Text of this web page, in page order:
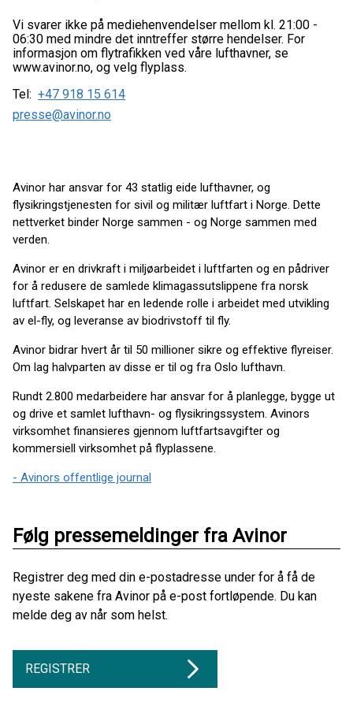
Vi svarer ikke på mediehenvendelser mellom kl. 21:00 -
06:30 med mindre det inntreffer større hendelser. For
informasjon om flytrafikken ved våre lufthavner, se
www.avinor.no, og velg flyplass.
Tel: +47 918 15 614
presse@avinor.no
Avinor har ansvar for 43 statlig eide lufthavner, og
flysikringstjenesten for sivil og militær luftfart i Norge. Dette
nettverket binder Norge sammen - og Norge sammen med
verden.
Avinor er en drivkraft i miljøarbeidet i luftfarten og en pådriver
for å redusere de samlede klimagassutslippene fra norsk
luftfart. Selskapet har en ledende rolle i arbeidet med utvikling
av el-fly, og leveranse av biodrivstoff til fly.
Avinor bidrar hvert år til 50 millioner sikre og effektive flyreiser.
Om lag halvparten av disse er til og fra Oslo lufthavn.
Rundt 2.800 medarbeidere har ansvar for å planlegge, bygge ut
og drive et samlet lufthavn- og flysikringssystem. Avinors
virksomhet finansieres gjennom luftfartsavgifter og
kommersiell virksomhet på flyplassene.
- Avinors offentlige journal
Følg pressemeldinger fra Avinor
Registrer deg med din e-postadresse under for å få de
nyeste sakene fra Avinor på e-post fortløpende. Du kan
melde deg av når som helst.
REGISTRER